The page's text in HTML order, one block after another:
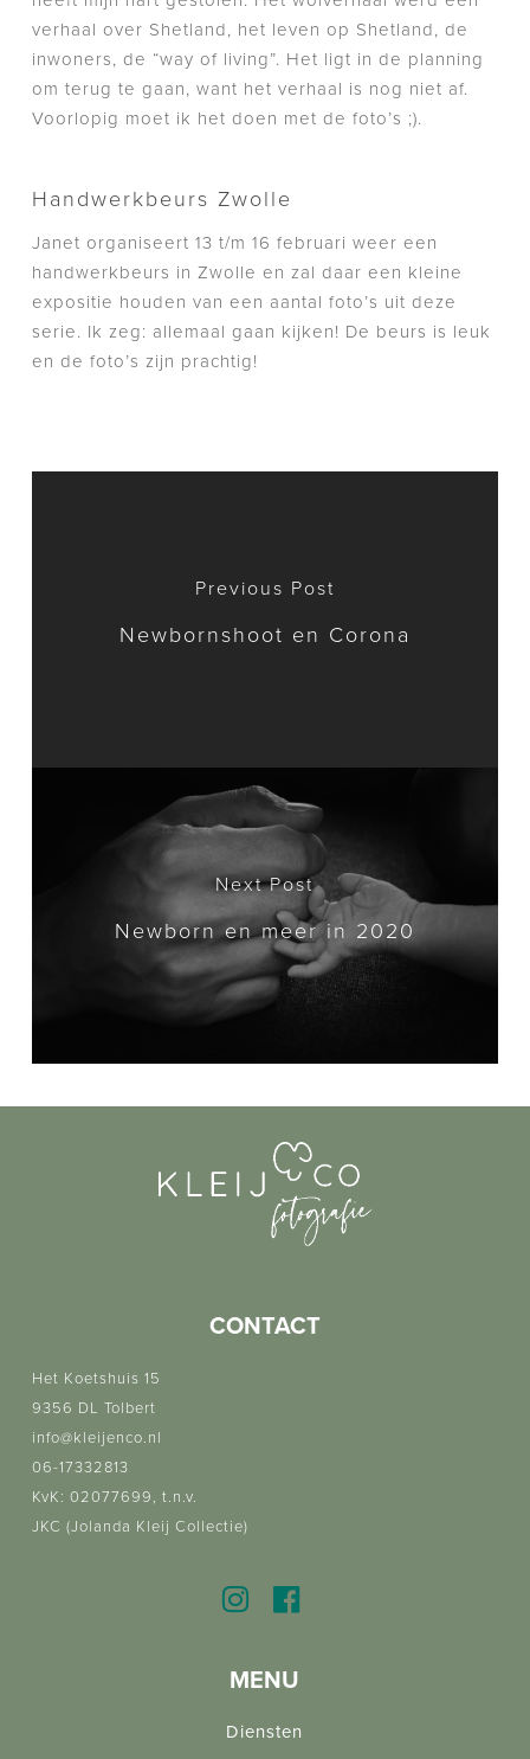
verhaal over Shetland, het leven op Shetland, de
inwoners, de “way of living”. Het ligt in de planning
om terug te gaan, want het verhaal is nog niet af.
Voorlopig moet ik het doen met de foto’s ;).
Handwerkbeurs Zwolle
Janet organiseert 13 t/m 16 februari weer een
handwerkbeurs in Zwolle en zal daar een kleine
expositie houden van een aantal foto’s uit deze
serie. Ik zeg: allemaal gaan kijken! De beurs is leuk
en de foto’s zijn prachtig!
Previous Post
Newbornshoot en Corona
Next Post
Newborn en meer in 2020
CONTACT
Het Koetshuis 15
9356 DL Tolbert
info@kleijenco.nl
06-17332813
KvK: 02077699, t.n.v.
JKC (Jolanda Kleij Collectie)
MENU
Diensten